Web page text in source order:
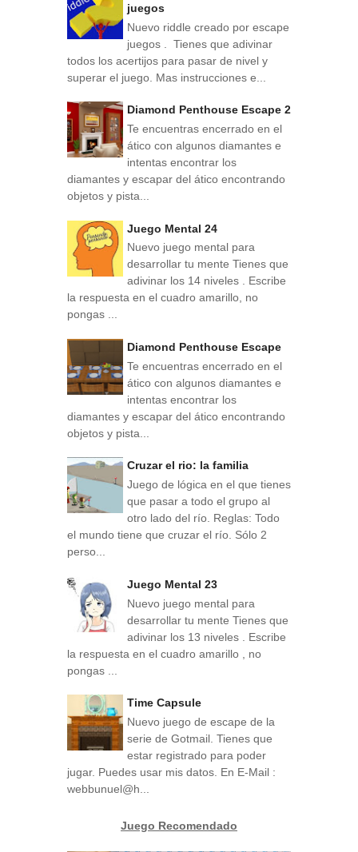
juegos
Nuevo riddle creado por escape
juegos . Tienes que adivinar
todos los acertijos para pasar de nivel y
superar el juego. Mas instrucciones e...
Diamond Penthouse Escape 2
Te encuentras encerrado en el
ático con algunos diamantes e
intentas encontrar los
diamantes y escapar del ático encontrando
objetos y pista...
Juego Mental 24
Nuevo juego mental para
desarrollar tu mente Tienes que
adivinar los 14 niveles . Escribe
la respuesta en el cuadro amarillo, no
pongas ...
Diamond Penthouse Escape
Te encuentras encerrado en el
ático con algunos diamantes e
intentas encontrar los
diamantes y escapar del ático encontrando
objetos y pista...
Cruzar el rio: la familia
Juego de lógica en el que tienes
que pasar a todo el grupo al
otro lado del río. Reglas: Todo
el mundo tiene que cruzar el río. Sólo 2
perso...
Juego Mental 23
Nuevo juego mental para
desarrollar tu mente Tienes que
adivinar los 13 niveles . Escribe
la respuesta en el cuadro amarillo , no
pongas ...
Time Capsule
Nuevo juego de escape de la
serie de Gotmail. Tienes que
estar registrado para poder
jugar. Puedes usar mis datos. En E-Mail :
webbunuel@h...
Juego Recomendado